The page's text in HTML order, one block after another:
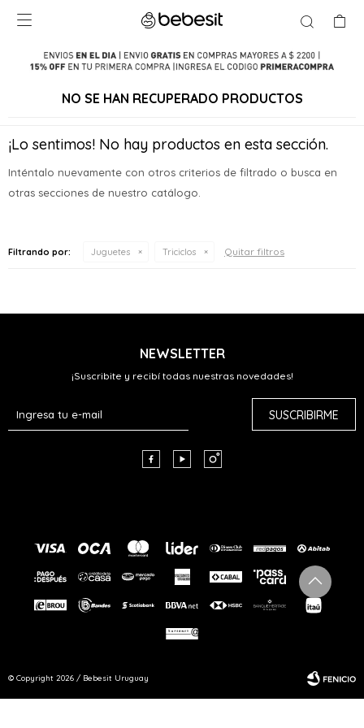

NO SE HAN RECUPERADO PRODUCTOS
¡Lo sentimos! No hay productos en esta sección.
Inténtalo nuevamente con otros criterios de filtrado o busca en
otras secciones de nuestro catálogo.
Filtrando por: Juguetes Triciclos Quitar filtros
NEWSLETTER
¡Suscribite y recibí todas nuestras novedades!
SUSCRIBIRME
  
© Copyright 2026 / Bebesit Uruguay